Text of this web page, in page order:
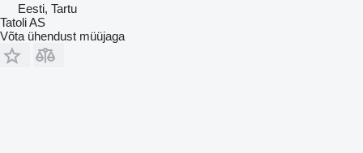
Eesti, Tartu
Tatoli AS
Võta ühendust müüjaga